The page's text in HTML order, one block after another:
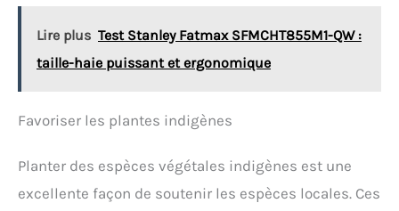
Lire plus Test Stanley Fatmax SFMCHT855M1-QW :
taille-haie puissant et ergonomique
Favoriser les plantes indigènes
Planter des espèces végétales indigènes est une
excellente façon de soutenir les espèces locales. Ces